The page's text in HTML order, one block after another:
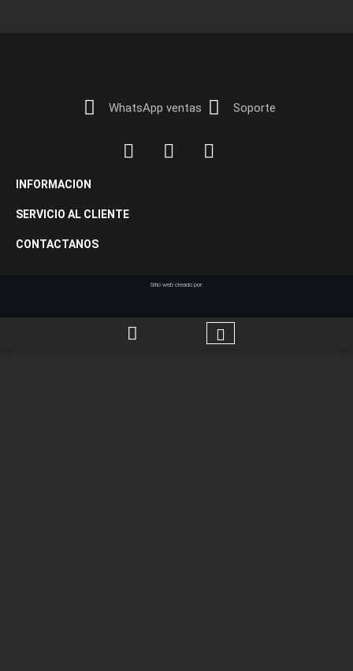
WhatsApp ventas Soporte
INFORMACION
SERVICIO AL CLIENTE
CONTACTANOS
Sitio web creado por: